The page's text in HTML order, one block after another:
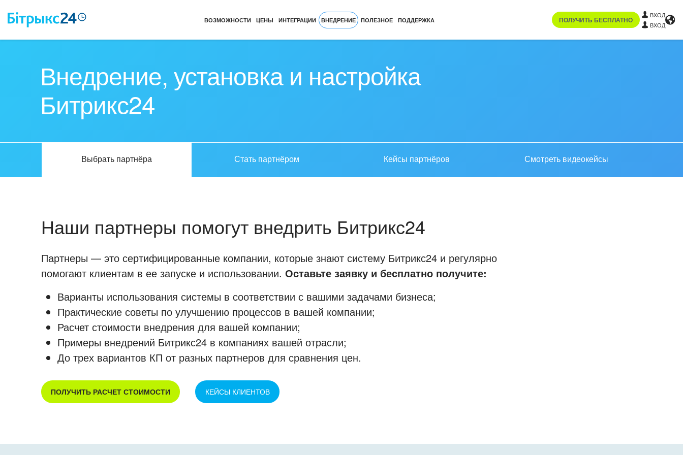
ВОЗМОЖНОСТИ ЦЕНЫ ИНТЕГРАЦИИ ВНЕДРЕНИЕ ПОЛЕЗНОЕ ПОДДЕРЖКА ПОЛУЧИТЬ БЕСПЛАТНО
ВХОД
ВХОД
Внедрение, установка и настройка
Битрикс24
Выбрать партнёра Стать партнёром Кейсы партнёров Смотреть видеокейсы
Наши партнеры помогут внедрить Битрикс24
Партнеры — это сертифицированные компании, которые знают систему Битрикс24 и регулярно
помогают клиентам в ее запуске и использовании. Оставьте заявку и бесплатно получите:
Варианты использования системы в соответствии с вашими задачами бизнеса;
Практические советы по улучшению процессов в вашей компании;
Расчет стоимости внедрения для вашей компании;
Примеры внедрений Битрикс24 в компаниях вашей отрасли;
До трех вариантов КП от разных партнеров для сравнения цен.
ПОЛУЧИТЬ РАСЧЕТ СТОИМОСТИ КЕЙСЫ КЛИЕНТОВ